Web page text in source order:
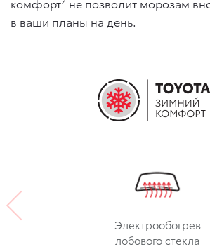
в ваши планы на день.
Электрообогрев
лобового стекла